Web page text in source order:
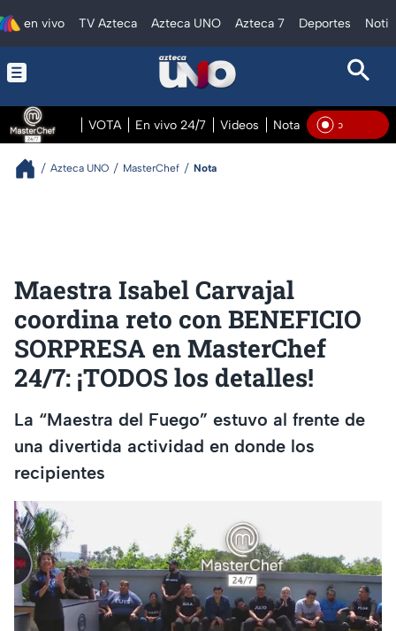
en vivo TV Azteca Azteca UNO Azteca 7 Deportes
VOTA En vivo 24/7 Videos Notas En vivo En
Azteca UNO MasterChef Nota
Maestra Isabel Carvajal
coordina reto con BENEFICIO
SORPRESA en MasterChef
24/7: ¡TODOS los detalles!
La “Maestra del Fuego” estuvo al frente de
una divertida actividad en donde los
recipientes